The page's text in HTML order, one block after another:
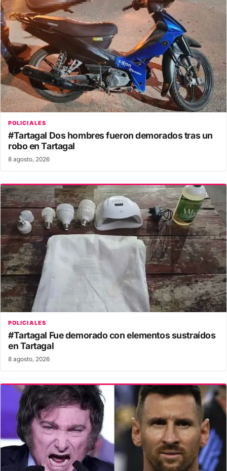
POLICIALES
#Tartagal Dos hombres fueron demorados tras un
robo en Tartagal
8 agosto, 2026
POLICIALES
#Tartagal Fue demorado con elementos sustraídos
en Tartagal
8 agosto, 2026